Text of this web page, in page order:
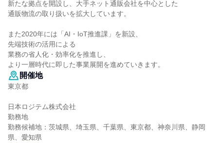
新たな拠点を開設し、大手ネット通販会社を中心とした
通販物流の取り扱いを拡大しています。
また2020年には「AI・IoT推進課」を新設、
先端技術の活用による
業務の省人化・効率化を推進し、
より一層時代に即した事業展開を進めていきます。
開催地
東京都
日本ロジテム株式会社
勤務地
勤務候補地：茨城県、埼玉県、千葉県、東京都、神奈川県、静岡
県、愛知県